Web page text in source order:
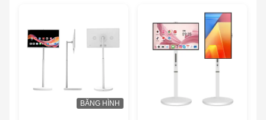
BĂNG HÌNH